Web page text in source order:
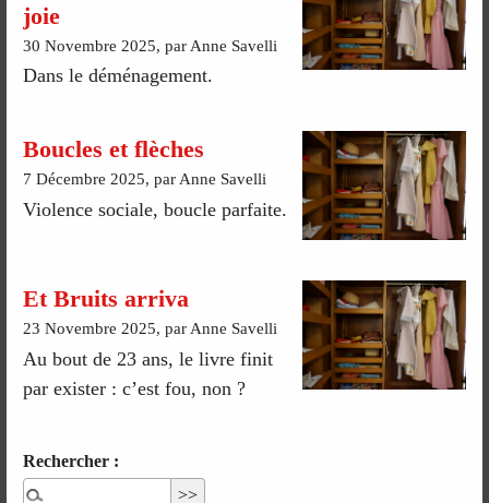
joie
30 Novembre 2025, par Anne Savelli
Dans le déménagement.
Boucles et flèches
7 Décembre 2025, par Anne Savelli
Violence sociale, boucle parfaite.
Et Bruits arriva
23 Novembre 2025, par Anne Savelli
Au bout de 23 ans, le livre finit
par exister : c’est fou, non ?
Rechercher :